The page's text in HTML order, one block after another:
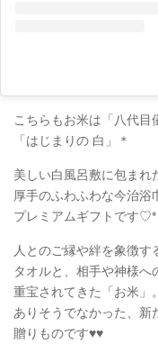
こちらもお米は「八代目
「はじまりの 白」＊
美しい白風呂敷に包まれ
厚手のふわふわな今治浴
プレミアムギフトです♡*
人とのご縁や絆を象徴
タオルと、相手や神様へ
重宝されてきた「お米」。
ありそうでなかった、新
贈りものです♥♥